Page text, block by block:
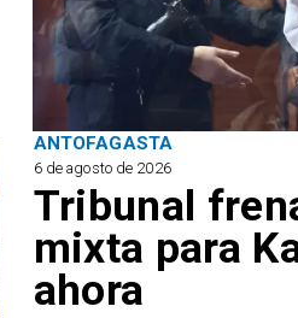
ANTOFAGASTA
6 de agosto de 2026
Tribunal
mixta para
ahora